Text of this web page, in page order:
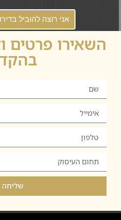
אני רוצה להוביל
השאירו פרטים
שליחה